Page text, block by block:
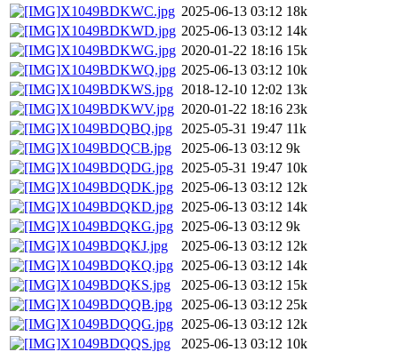
X1049BDKWC.jpg 2025-06-13 03:12 18k
X1049BDKWD.jpg 2025-06-13 03:12 14k
X1049BDKWG.jpg 2020-01-22 18:16 15k
X1049BDKWQ.jpg 2025-06-13 03:12 10k
X1049BDKWS.jpg 2018-12-10 12:02 13k
X1049BDKWV.jpg 2020-01-22 18:16 23k
X1049BDQBQ.jpg
2025-05-31 19:47 11k
X1049BDQCB.jpg
2025-06-13 03:12 9k
X1049BDQDG.jpg 2025-05-31 19:47 10k
X1049BDQDK.jpg 2025-06-13 03:12 12k
X1049BDQKD.jpg 2025-06-13 03:12 14k
X1049BDQKG.jpg 2025-06-13 03:12 9k
X1049BDQKJ.jpg
2025-06-13 03:12 12k
X1049BDQKQ.jpg 2025-06-13 03:12 14k
X1049BDQKS.jpg
2025-06-13 03:12 15k
X1049BDQQB.jpg
2025-06-13 03:12 25k
X1049BDQQG.jpg 2025-06-13 03:12 12k
X1049BDQQS.jpg
2025-06-13 03:12 10k